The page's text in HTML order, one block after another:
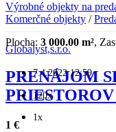
Výrobné objekty na
Komerčné objekty /
Plocha: 3 000.00 m²,
Globalyst,s.r.o.
7.4.2022 12:59
120x
1x
PRENÁJOM
1 €